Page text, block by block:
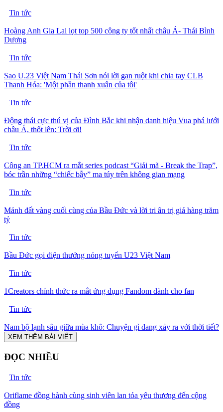
Tin tức
Hoàng Anh Gia Lai lọt top 500 công ty tốt nhất châu Á- Thái Bình
Dương
Tin tức
Sao U.23 Việt Nam Thái Sơn nói lời gan ruột khi chia tay CLB
Thanh Hóa: 'Một phần thanh xuân của tôi'
Tin tức
Động thái cực thú vị của Đình Bắc khi nhận danh hiệu Vua phá lưới
châu Á, thốt lên: Trời ơi!
Tin tức
Công an TP.HCM ra mắt series podcast “Giải mã - Break the Trap”,
bóc trần những “chiếc bẫy” ma túy trên không gian mạng
Tin tức
Mảnh đất vàng cuối cùng của Bầu Đức và lời tri ân trị giá hàng trăm
tỷ
Tin tức
Bầu Đức gọi điện thưởng nóng tuyển U23 Việt Nam
Tin tức
1Creators chính thức ra mắt ứng dụng Fandom dành cho fan
Tin tức
Nam bộ lạnh sâu giữa mùa khô: Chuyện gì đang xảy ra với thời tiết?
XEM THÊM BÀI VIẾT
ĐỌC NHIỀU
Tin tức
Oriflame đồng hành cùng sinh viên lan tỏa yêu thương đến cộng
đồng